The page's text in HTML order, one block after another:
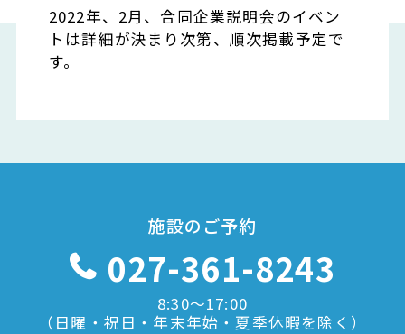
2022年、2月、合同企業説明会のイベン
トは詳細が決まり次第、順次掲載予定で
す。
施設のご予約
027-361-8243
8:30〜17:00
（日曜・祝日・年末年始・夏季休暇を除く）